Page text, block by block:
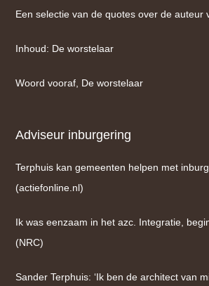
Een selectie van de quotes over de auteur
Inhoud: De worstelaar
Woord vooraf, De worstelaar
Adviseur inburgering
Terphuis kan gemeenten helpen met
(actiefonline.nl)
Ik was eenzaam in het azc. Integratie,
(NRC)
Sander Terphuis: ‘Ik ben de architect van